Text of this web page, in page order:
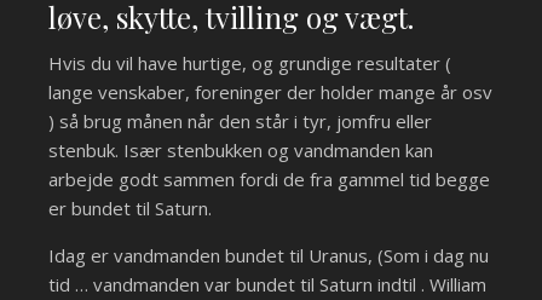
løve, skytte, tvilling og vægt.
Hvis du vil have hurtige, og grundige resultater (
lange venskaber, foreninger der holder mange år osv
) så brug månen når den står i tyr, jomfru eller
stenbuk. Især stenbukken og vandmanden kan
arbejde godt sammen fordi de fra gammel tid begge
er bundet til Saturn.
Idag er vandmanden bundet til Uranus, (Som i dag nu
tid … vandmanden var bundet til Saturn indtil . William